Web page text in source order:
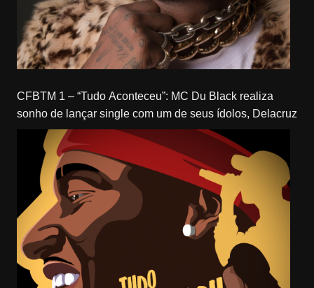
CFBTM 1 – “Tudo Aconteceu”: MC Du Black realiza
sonho de lançar single com um de seus ídolos, Delacruz